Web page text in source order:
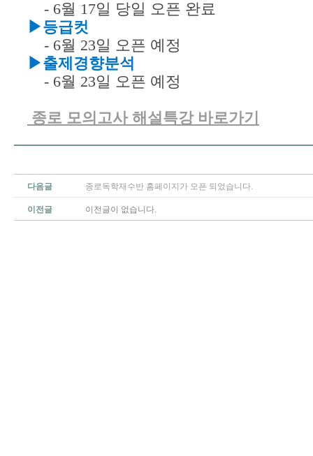
- 6월 17일 당일 오픈 완료
▶등급컷
- 6월 23일 오픈 예정
▶출제경향분석
- 6월 23일 오픈 예정
종로 모의고사 해설특강 바로가기
다음글 종로독학재수반 홈페이지가 오픈 되었습니다.
이전글 이전글이 없습니다.